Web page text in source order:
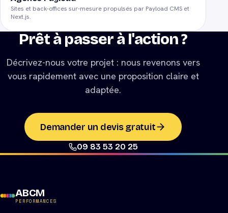
Sites et back-offices sur-mesure propulsés par Payload CMS et
Next.js.
Prêt à passer à l'action ?
Décrivez-nous votre projet : nous revenons vers
vous rapidement avec une proposition claire et
adaptée.
Demander un devis gratuit
09 83 53 20 25
ABCM
PERFORMANCES